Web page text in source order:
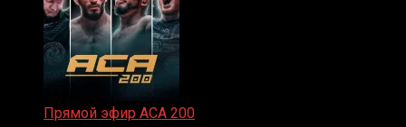
Прямой эфир ACA 200